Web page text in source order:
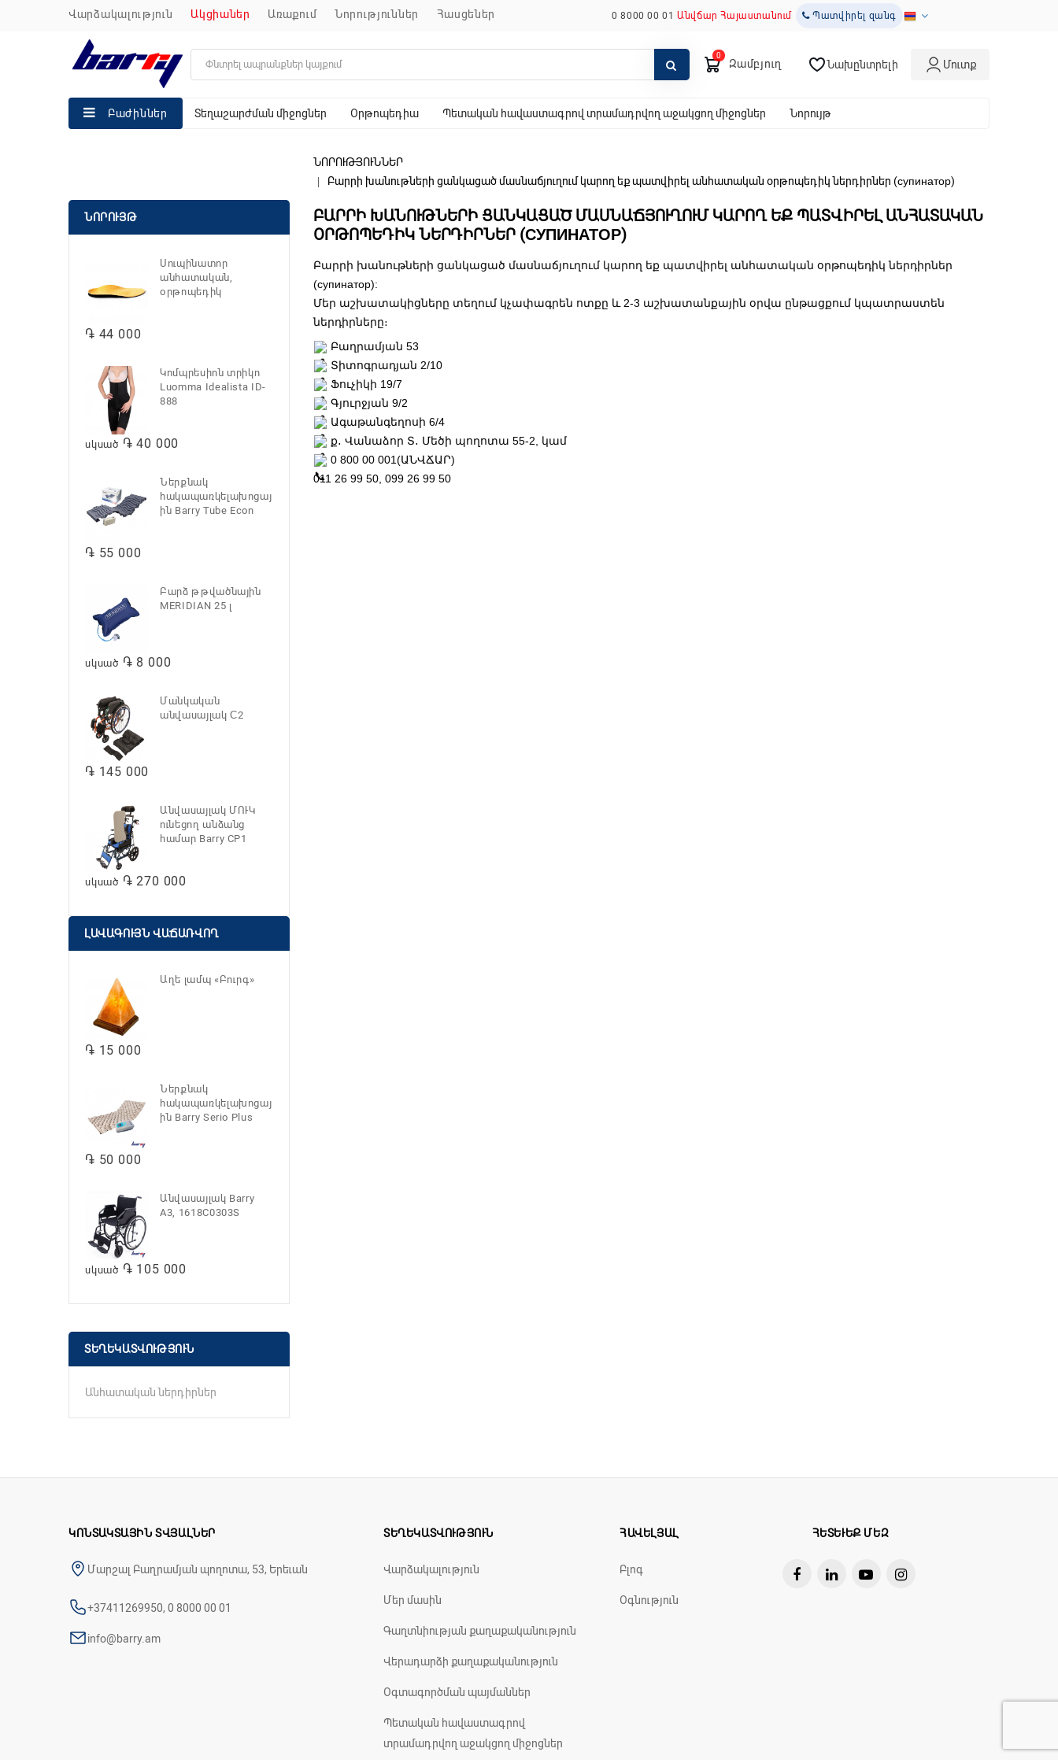
վարձակալություն ակցիաներ առաքում նորություններ հասցեներ 0 8000 00 01Անվճար Հայաստանում Պատվիրել զանգ
Զամբյուղ Նախընտրելի Մուտք
Բաժիններ Տեղաշարժման միջոցներ Օրթոպեդիա Պետական հավաստագրով տրամադրվող աջակցող միջոցներ Նորույթ
ՆՈՐՈՒՅԹ
Սուպինատոր
անհատական,
օրթոպեդիկ
֏ 44 000
Կոմպրեսիոն տրիկո
Luomma Idealista ID-
888
սկսած ֏ 40 000
Ներքնակ
հակապառկելախոցայ
ին Barry Tube Econ
֏ 55 000
Բարձ թթվածնային
MERIDIAN 25 լ
սկսած ֏ 8 000
Մանկական
անվասայլակ С2
֏ 145 000
Անվասայլակ ՄՈՒԿ
ունեցող անձանց
համար Barry CP1
սկսած ֏ 270 000
ԼԱՎԱԳՈՒՅՆ ՎԱՃԱՌՎՈՂ
Աղե լամպ «Բուրգ»
֏ 15 000
Ներքնակ
հակապառկելախոցայ
ին Barry Serio Plus
֏ 50 000
Անվասայլակ Barry
A3, 1618C0303S
սկսած ֏ 105 000
ՏԵՂԵԿԱՏՎՈՒԹՅՈՒՆ
Անհատական ներդիրներ
ՆՈՐՈՒԹՅՈՒՆՆԵՐ
Բարրի խանութների ցանկացած մասնաճյուղում կարող եք պատվիրել անհատական օրթոպեդիկ ներդիրներ (супинатор)
ԲԱՐՐԻ ԽԱՆՈՒԹՆԵՐԻ ՑԱՆԿԱՑԱԾ ՄԱՍՆԱՃՅՈՒՂՈՒՄ ԿԱՐՈՂ ԵՔ ՊԱՏՎԻՐԵԼ ԱՆՀԱՏԱԿԱՆ
ՕՐԹՈՊԵԴԻԿ ՆԵՐԴԻՐՆԵՐ (СУПИНАТОР)
Բարրի խանութների ցանկացած մասնաճյուղում կարող եք պատվիրել անհատական օրթոպեդիկ ներդիրներ
(супинатор):
Մեր աշխատակիցները տեղում կչափագրեն ոտքը և 2-3 աշխատանքային օրվա ընթացքում կպատրաստեն
ներդիրները։
Բաղրամյան 53
Տիտոգրադյան 2/10
Ֆուչիկի 19/7
Գյուրջյան 9/2
Ագաթանգեղոսի 6/4
ք․ Վանաձոր Տ․ Մեծի պողոտա 55-2, կամ
0 800 00 001(ԱՆՎՃԱՐ)
011 26 99 50, 099 26 99 50
ԿՈՆՏԱԿՏԱՅԻՆ ՏՎՅԱԼՆԵՐ
Մարշալ Բաղրամյան պողոտա, 53, Երեւան
+37411269950, 0 8000 00 01
info@barry.am
ՏԵՂԵԿԱՏՎՈՒԹՅՈՒՆ
Վարձակալություն
Մեր մասին
Գաղտնիության քաղաքականություն
Վերադարձի քաղաքականություն
Օգտագործման պայմաններ
Պետական հավաստագրով
տրամադրվող աջակցող միջոցներ
ՀԱՎԵԼՅԱԼ
Բլոգ
Օգնություն
ՀԵՏԵՒԵՔ ՄԵԶ